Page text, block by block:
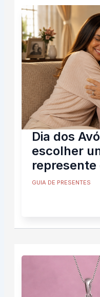
Dia dos
escolher
GUIA DE PRESENTES